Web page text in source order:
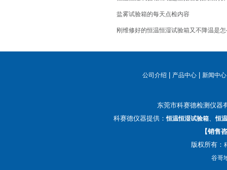
盐雾试验箱的每天点检内容
刚维修好的恒温恒湿试验箱又不降温是
公司介绍 | 产品中心 |新闻中心
东莞市科赛德检测仪
科赛德仪器提供：恒温恒湿试验箱 、恒
【销售
版权所有：
谷哥